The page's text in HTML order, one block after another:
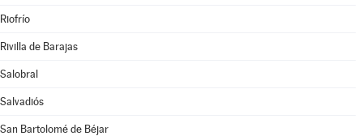
Riofrío
Rivilla de Barajas
Salobral
Salvadiós
San Bartolomé de Béjar